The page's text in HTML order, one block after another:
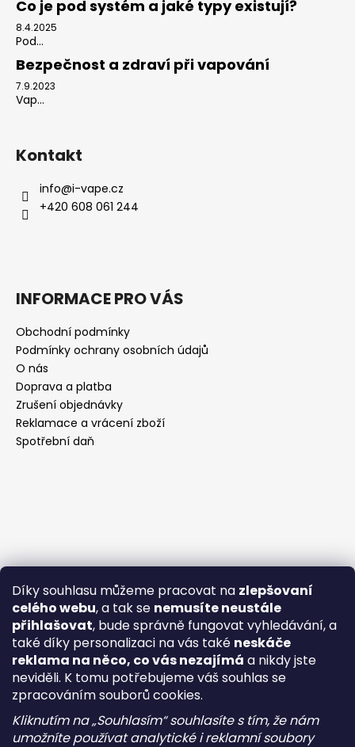
Díky souhlasu můžeme pracovat na zlepšovaní
celého webu, a tak se nemusíte neustále
přihlašovat, bude správně fungovat vyhledávání, a
také díky personalizaci na vás také neskáče
reklama na něco, co vás nezajímá a nikdy jste
neviděli. K tomu potřebujeme váš souhlas se
zpracováním souborů cookies.
Kliknutím na „Souhlasím“ souhlasíte s tím, že nám
umožníte používat analytické i reklamní soubory
Co je pod systém a jaké typy existují?
8.4.2025
Pod...
Bezpečnost a zdraví při vapování
7.9.2023
Vap...
Kontakt
info@i-vape.cz
+420 608 061 244
INFORMACE PRO VÁS
Obchodní podmínky
Podmínky ochrany osobních údajů
O nás
Doprava a platba
Zrušení objednávky
Reklamace a vrácení zboží
Spotřební daň